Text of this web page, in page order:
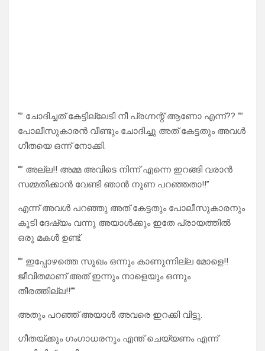
“” ചോദിച്ചത് കേട്ടില്ലേടി നീ പ്രഗ്നന്റ് ആണോ എന്ന്?? “”
പോലീസുകാരൻ വീണ്ടും ചോദിച്ചു അത് കേട്ടതും അവൾ
ഗീതയെ ഒന്ന് നോക്കി.
“” അല്ല!! അമ്മ അവിടെ നിന്ന് എന്നെ ഇറങ്ങി വരാൻ
സമ്മതിക്കാൻ വേണ്ടി ഞാൻ നുണ പറഞ്ഞതാ!!”
എന്ന് അവൾ പറഞ്ഞു അത് കേട്ടതും പോലീസുകാരനും
കൂടി ദേഷ്യം വന്നു അയാൾക്കും ഇതേ പ്രായത്തിൽ
ഒരു മകൾ ഉണ്ട്.
“” ഇപ്പോഴത്തെ സുഖം ഒന്നും കാണുന്നില്ല മോളെ!!
ജീവിതമാണ് അത് ഇന്നും നാളെയും ഒന്നും
തീരത്തില്ല!!””
അതും പറഞ്ഞ് അയാൾ അവരെ ഇറക്കി വിട്ടു.
ഗീതയ്ക്കും ഗംഗാധരനും എന്ത് ചെയ്യണം എന്ന്